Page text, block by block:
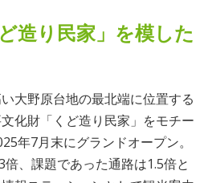
造り民家」を模した
大野原台地の最北端に位置する
化財「くど造り民家」をモチー
年7月末にグランドオープン。
、課題であった通路は1.5倍と